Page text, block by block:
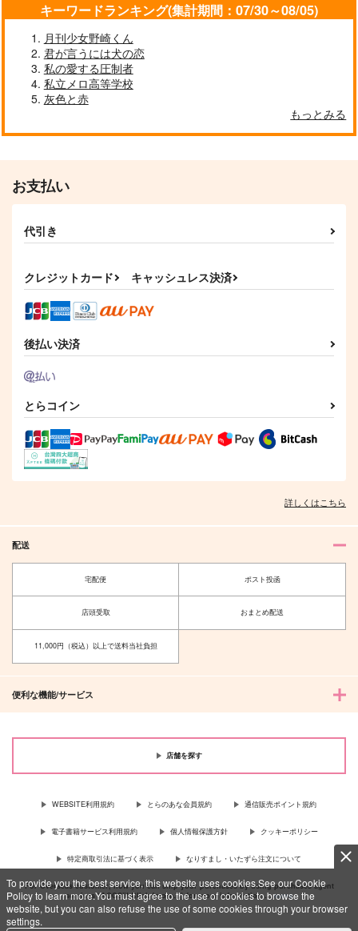
To provide you the best service, this website uses cookies.See our Cookie
Policy to learn more.You must agree to the use of cookies to browse the
website, but you can also refuse the use of some cookies through your browser
settings.
キーワードランキング(集計期間：07/30～08/05)
月刊少女野崎くん
君が言うには犬の恋
私の愛する圧制者
私立メロ高等学校
灰色と赤
もっとみる
お支払い
代引き
クレジットカード キャッシュレス決済
後払い決済
とらコイン
詳しくはこちら
配送
宅配便 ポスト投函
店頭受取 おまとめ配送
11,000円（税込）以上で送料当社負担
便利な機能/サービス
店舗を探す
WEBSITE利用規約 とらのあな会員規約 通信販売ポイント規約
電子書籍サービス利用規約 個人情報保護方針 クッキーポリシー
特定商取引法に基づく表示 なりすまし・いたずら注文について
For Overseas customer, now you can ship your purchases by using purchases agent
services “AOCS”! Click {more…} for more information …more